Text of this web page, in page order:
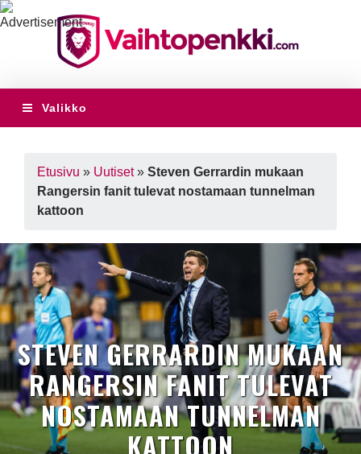
Valikko
Etusivu » Uutiset» Steven Gerrardin mukaan
Rangersin fanit tulevat nostamaan tunnelman
kattoon
STEVEN GERRARDIN MUKAAN
RANGERSIN FANIT TULEVAT
NOSTAMAAN TUNNELMAN
KATTOON